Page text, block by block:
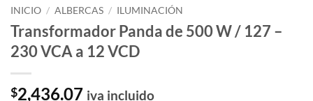
INICIO / ALBERCAS / ILUMINACIÓN
Transformador Panda de 500 W / 127 –
230 VCA a 12 VCD
$2,436.07 iva incluido